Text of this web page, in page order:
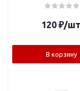
120 ₽/шт
В корзину